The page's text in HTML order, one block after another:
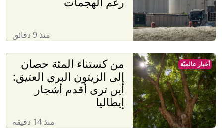
منذ 9 دقائق
من كستناء المئة حصان
إلى الزيتون البري العتيق:
أين ترى أقدم أشجار
إيطاليا
منذ 14 دقيقة
أخبار عالميّة